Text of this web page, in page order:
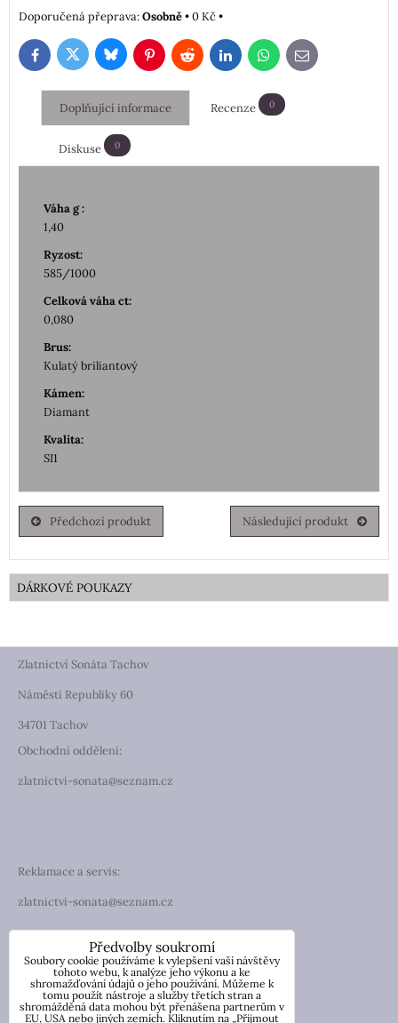
Osobně•0 Kč•
FacebookTwitterBlueskyPinterestRedditLinkedInWhatsApp
E-
mail
Doplňující informace Recenze 0
Diskuse 0
Váha g :
1,40
Ryzost:
585/1000
Celková váha ct:
0,080
Brus:
Kulatý briliantový
Kámen:
Diamant
Kvalita:
SI1
Předchozí produkt Následující produkt
DÁRKOVÉ POUKAZY
Zlatnictví Sonáta Tachov
Náměstí Republiky 60
34701 Tachov
Obchodní oddělení:
zlatnictvi-sonata@seznam.cz
Reklamace a servis:
zlatnictvi-sonata@seznam.cz
TELEFON
Telefon: +420 774 194 130
IČO: 13854976
DIČ: CZ7057181846
Předvolby soukromí
Soubory cookie používáme k vylepšení vaší návštěvy
tohoto webu, k analýze jeho výkonu a ke
shromažďování údajů o jeho používání. Můžeme k
tomu použít nástroje a služby třetích stran a
shromážděná data mohou být přenášena partnerům v
EU, USA nebo jiných zemích. Kliknutím na „Přijmout